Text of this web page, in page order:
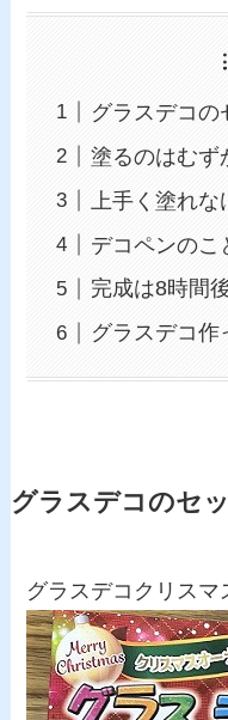
グラスデコの
塗るのはむず
上手く塗れな
デコペンのこ
完成は8時間
グラスデコ作
グラスデコのセ
グラスデコクリス